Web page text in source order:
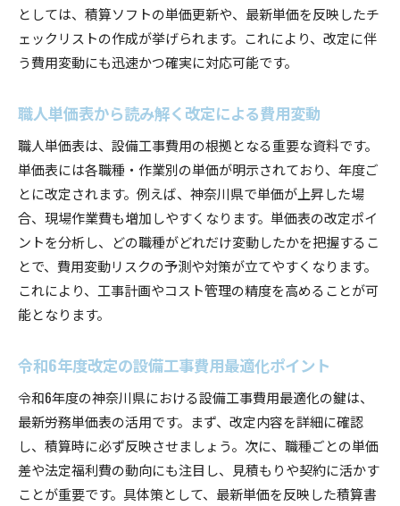
としては、積算ソフトの単価更新や、最新単価を反映したチ
ェックリストの作成が挙げられます。これにより、改定に伴
う費用変動にも迅速かつ確実に対応可能です。
職人単価表から読み解く改定による費用変動
職人単価表は、設備工事費用の根拠となる重要な資料です。
単価表には各職種・作業別の単価が明示されており、年度ご
とに改定されます。例えば、神奈川県で単価が上昇した場
合、現場作業費も増加しやすくなります。単価表の改定ポイ
ントを分析し、どの職種がどれだけ変動したかを把握するこ
とで、費用変動リスクの予測や対策が立てやすくなります。
これにより、工事計画やコスト管理の精度を高めることが可
能となります。
令和6年度改定の設備工事費用最適化ポイント
令和6年度の神奈川県における設備工事費用最適化の鍵は、
最新労務単価表の活用です。まず、改定内容を詳細に確認
し、積算時に必ず反映させましょう。次に、職種ごとの単価
差や法定福利費の動向にも注目し、見積もりや契約に活かす
ことが重要です。具体策として、最新単価を反映した積算書